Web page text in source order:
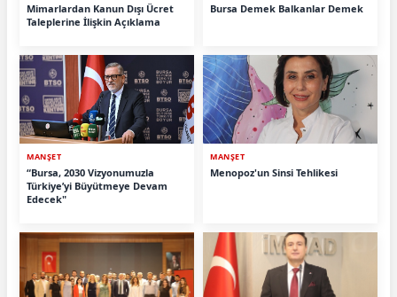
Mimarlardan Kanun Dışı Ücret
Taleplerine İlişkin Açıklama
Bursa Demek Balkanlar Demek
MANŞET
“Bursa, 2030 Vizyonumuzla
Türkiye’yi Büyütmeye Devam
Edecek"
MANŞET
Menopoz'un Sinsi Tehlikesi